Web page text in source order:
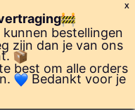
X
bestellingen
zijn dan je van ons
best om alle orders
Bedankt voor je